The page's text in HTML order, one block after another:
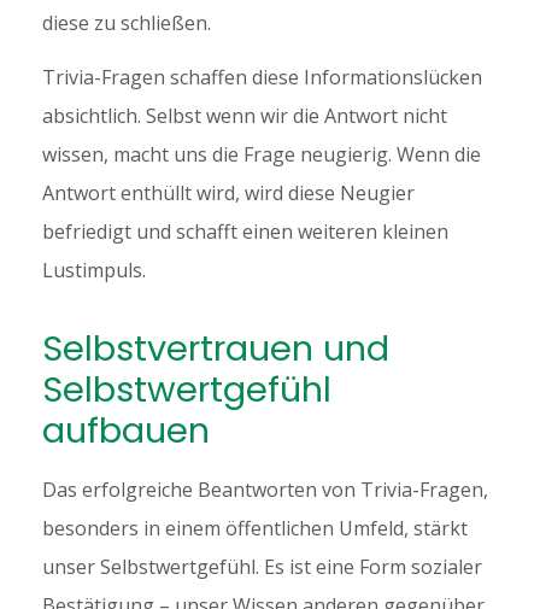
diese zu schließen.
Trivia-Fragen schaffen diese Informationslücken
absichtlich. Selbst wenn wir die Antwort nicht
wissen, macht uns die Frage neugierig. Wenn die
Antwort enthüllt wird, wird diese Neugier
befriedigt und schafft einen weiteren kleinen
Lustimpuls.
Selbstvertrauen und
Selbstwertgefühl
aufbauen
Das erfolgreiche Beantworten von Trivia-Fragen,
besonders in einem öffentlichen Umfeld, stärkt
unser Selbstwertgefühl. Es ist eine Form sozialer